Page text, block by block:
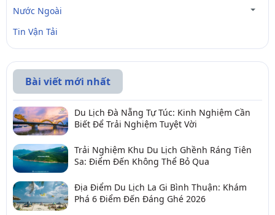
Nước Ngoài
Tin Vận Tải
Bài viết mới nhất
Du Lịch Đà Nẵng Tự Túc: Kinh Nghiệm Cần
Biết Để Trải Nghiệm Tuyệt Vời
Trải Nghiệm Khu Du Lịch Ghềnh Ráng Tiên
Sa: Điểm Đến Không Thể Bỏ Qua
Địa Điểm Du Lịch La Gi Bình Thuận: Khám
Phá 6 Điểm Đến Đáng Ghé 2026